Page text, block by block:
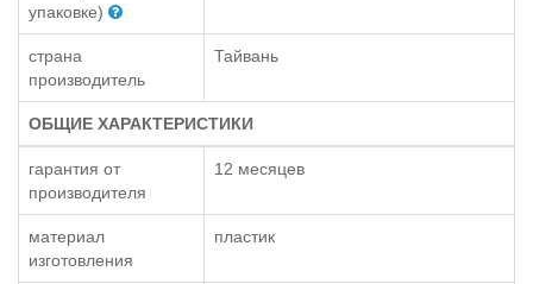
упаковке)
страна
производитель
Тайвань
ОБЩИЕ ХАРАКТЕРИСТИКИ
гарантия от
производителя
12 месяцев
материал
изготовления
пластик